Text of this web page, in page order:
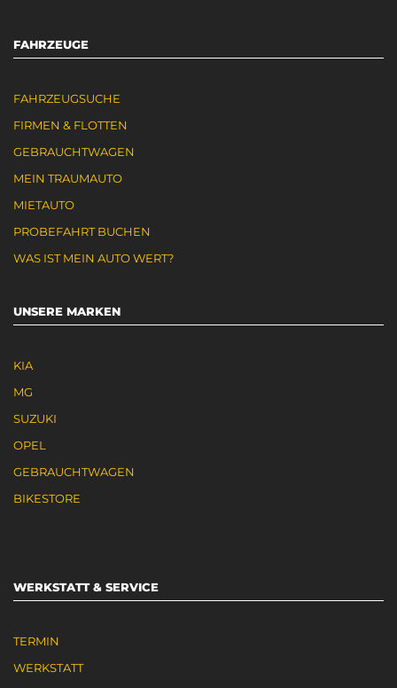
FAHRZEUGE
FAHRZEUGSUCHE
FIRMEN & FLOTTEN
GEBRAUCHTWAGEN
MEIN TRAUMAUTO
MIETAUTO
PROBEFAHRT BUCHEN
WAS IST MEIN AUTO WERT?
UNSERE MARKEN
KIA
MG
SUZUKI
OPEL
GEBRAUCHTWAGEN
BIKESTORE
WERKSTATT & SERVICE
TERMIN
WERKSTATT